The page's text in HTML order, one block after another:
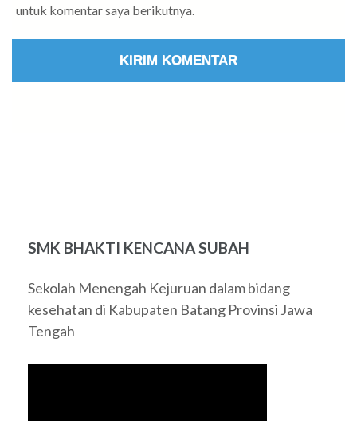
untuk komentar saya berikutnya.
SMK BHAKTI KENCANA SUBAH
Sekolah Menengah Kejuruan dalam bidang
kesehatan di Kabupaten Batang Provinsi Jawa
Tengah